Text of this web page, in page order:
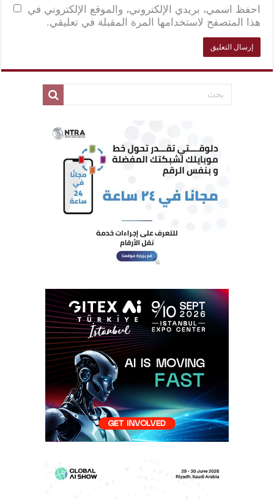
احفظ اسمي، بريدي الإلكتروني، والموقع الإلكتروني في
هذا المتصفح لاستخدامها المرة المقبلة في تعليقي.